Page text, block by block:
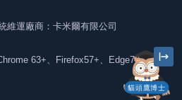
貓頭鷹博士
統維運廠商：卡米爾有限公司
63+、Firefox57+、Edge79+及